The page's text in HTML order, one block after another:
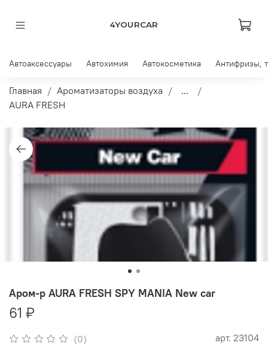
4YOURCAR
Автоаксессуары Автохимия Автокосметика Антифризы,
Главная Ароматизаторы воздуха
...
AURA FRESH
(0) арт. 23104
Аром-р AURA FRESH SPY MANIA New car
61 ₽